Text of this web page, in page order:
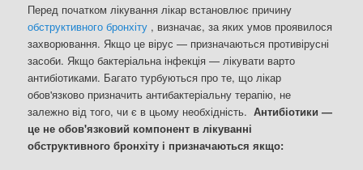
Перед початком лікування лікар встановлює причину
обструктивного бронхіту , визначає, за яких умов проявилося
захворювання. Якщо це вірус — призначаються противірусні
засоби. Якщо бактеріальна інфекція — лікувати варто
антибіотиками. Багато турбуються про те, що лікар
обов'язково призначить антибактеріальну терапію, не
залежно від того, чи є в цьому необхідність. Антибіотики —
це не обов'язковий компонент в лікуванні
обструктивного бронхіту і призначаються якщо: